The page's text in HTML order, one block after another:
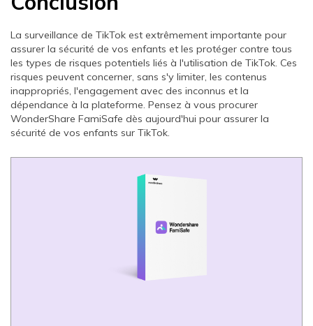
La surveillance de TikTok est extrêmement importante pour
assurer la sécurité de vos enfants et les protéger contre tous
les types de risques potentiels liés à l'utilisation de TikTok. Ces
risques peuvent concerner, sans s'y limiter, les contenus
inappropriés, l'engagement avec des inconnus et la
dépendance à la plateforme. Pensez à vous procurer
WonderShare FamiSafe dès aujourd'hui pour assurer la
sécurité de vos enfants sur TikTok.